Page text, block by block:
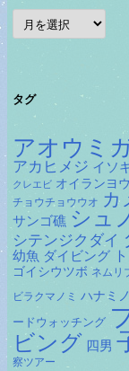
ー
タグ
アオウミ
アカヒメジ イソ
クレエビ オイランヨ
チョウチョウウオ カ
サンゴ礁 シュ
シテンジクダイ
幼魚 ダイビング
ゴイシウツボ ネムリ
ビラクマノミ ハナミ
ードウォッチング
ビング 四男
察ツアー